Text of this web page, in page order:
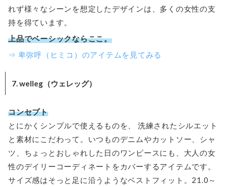
れず様々なシーンを想定したデザインは、多くの女性の支
持を得ています。
上品でベーシックならここ。
⇒ 卑弥呼（ヒミコ）のアイテムを見てみる
7. welleg（ウェレッグ）
コンセプト
とにかくシンプルで使えるものを、 洗練されたシルエット
と素材にこだわって。いつものデニムやカットソー、シャ
ツ、ちょっとおしゃれした日のワンピースにも、大人の女
性のデイリーコーディネートをカバーするアイテムです。
サイズ感はそっと足に沿うようなベストフィット。21.0～